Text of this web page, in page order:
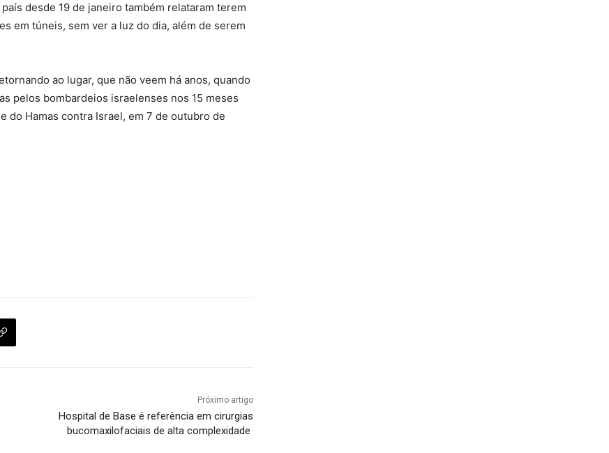
desde 19 de janeiro também relataram terem
em túneis, sem ver a luz do dia, além de serem
ao lugar, que não veem há anos, quando
pelos bombardeios israelenses nos 15 meses
do Hamas contra Israel, em 7 de outubro de
Próximo artigo
Hospital de Base é referência em cirurgias
bucomaxilofaciais de alta complexidade